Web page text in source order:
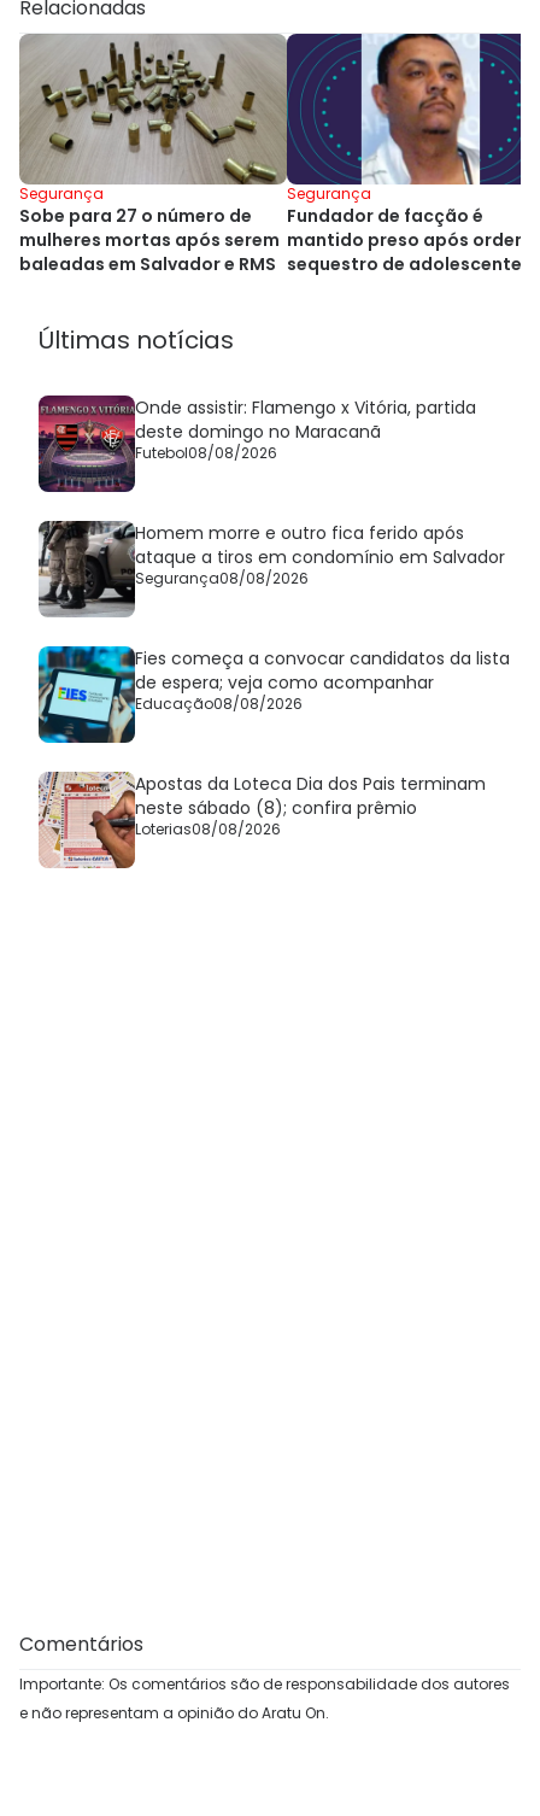
Relacionadas
Segurança
Sobe para 27 o número de
mulheres mortas após serem
baleadas em Salvador e RMS
Segurança
Fundador de facção é
mantido preso após
sequestro de adolescente
Últimas notícias
Onde assistir: Flamengo x Vitória, partida
deste domingo no Maracanã
Futebol08/08/2026
Homem morre e outro fica ferido após
ataque a tiros em condomínio em Salvador
Segurança08/08/2026
Fies começa a convocar candidatos da lista
de espera; veja como acompanhar
Educação08/08/2026
Apostas da Loteca Dia dos Pais terminam
neste sábado (8); confira prêmio
Loterias08/08/2026
Comentários
Importante: Os comentários são de responsabilidade dos autores
e não representam a opinião do Aratu On.